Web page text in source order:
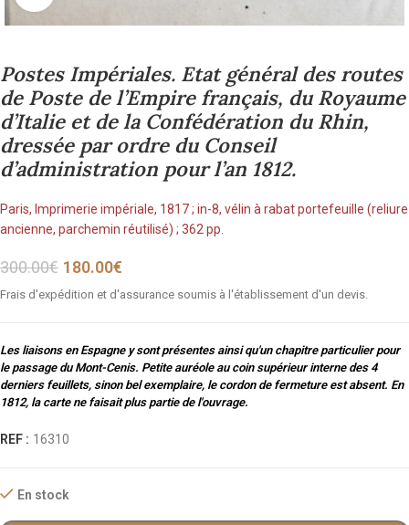
Postes Impériales. Etat général des routes
de Poste de l’Empire français, du Royaume
d’Italie et de la Confédération du Rhin,
dressée par ordre du Conseil
d’administration pour l’an 1812.
Paris, Imprimerie impériale, 1817 ; in-8, vélin à rabat portefeuille (reliure
ancienne, parchemin réutilisé) ; 362 pp.
300.00€ 180.00€
Frais d'expédition et d'assurance soumis à l'établissement d'un devis.
Les liaisons en Espagne y sont présentes ainsi qu'un chapitre particulier pour
le passage du Mont-Cenis. Petite auréole au coin supérieur interne des 4
derniers feuillets, sinon bel exemplaire, le cordon de fermeture est absent. En
1812, la carte ne faisait plus partie de l'ouvrage.
REF : 16310
En stock